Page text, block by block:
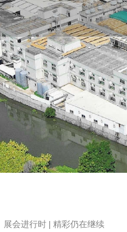
展会进行时 | 精彩仍在继续